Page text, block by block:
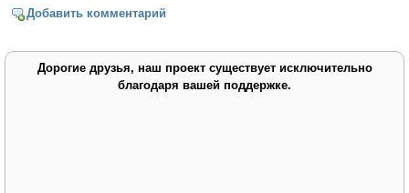
Добавить комментарий
Дорогие друзья, наш проект существует исключительно
благодаря вашей поддержке.